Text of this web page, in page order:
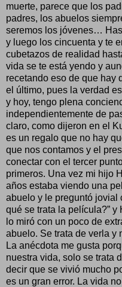
muerte, parece que los
padres, los abuelos
seremos los jóvenes…
y luego los cincuenta y te
cubetazos de realidad
vida se te está yendo y
recetando eso de que hay
el último, pues la verdad
y hoy, tengo plena
independientemente de
claro, como dijeron en el
es un regalo que no hay
que nos contamos y el
conectar con el tercer
primeros. Una vez mi hijo
años estaba viendo una
abuelo y le preguntó jovial
qué se trata la película?”
lo miró con un poco de
abuelo. Se trata de verla y
La anécdota me gusta
nuestra vida, solo se trata
decir que se vivió mucho
es un gran error. La vida